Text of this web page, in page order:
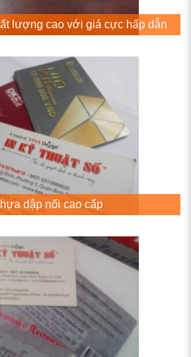
lượng cao với giá cực hấp dẫn
dập nổi cao cấp